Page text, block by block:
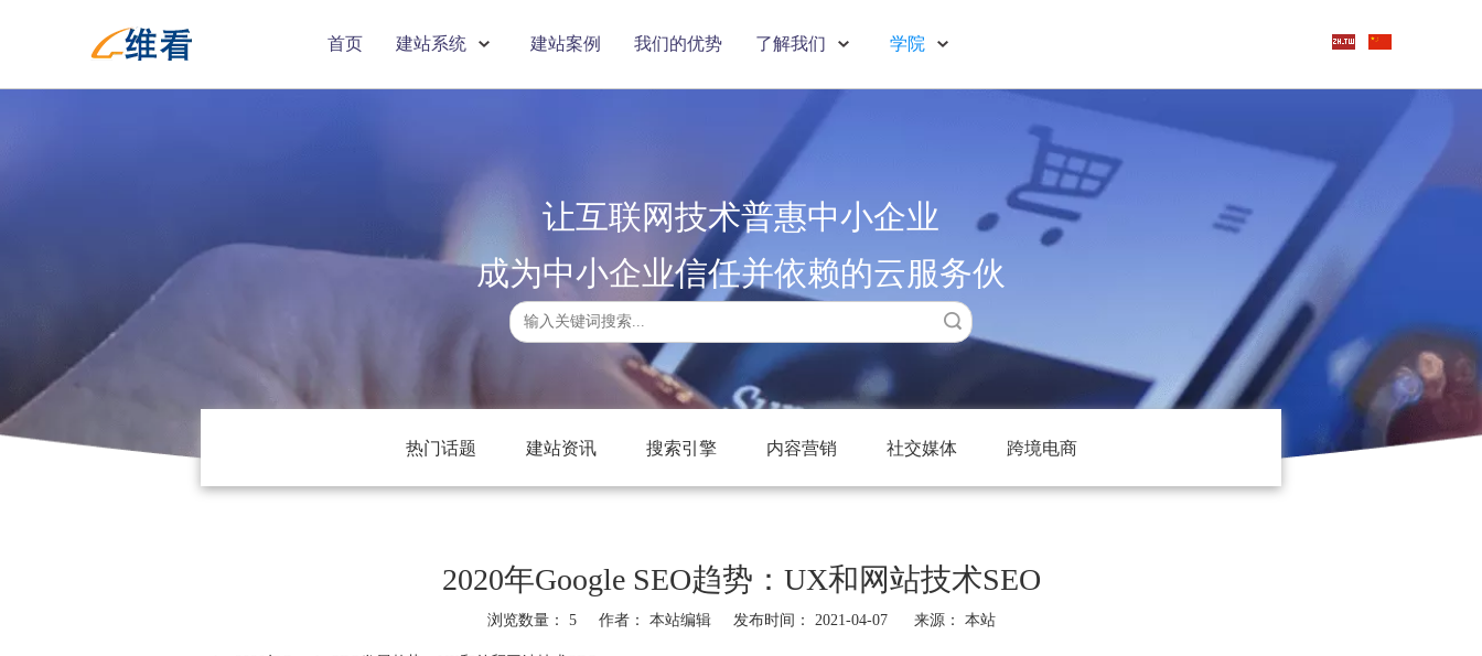
首页 建站系统 建站案例 我们的优势 了解我们 学院
让互联网技术普惠中小企业
成为中小企业信任并依赖的云服务伙
热门话题 建站资讯 搜索引擎 内容营销 社交媒体 跨境电商
2020年Google SEO趋势：UX和网站技术SEO
浏览数量： 5作者： 本站编辑 发布时间： 2021-04-07 来源： 本站